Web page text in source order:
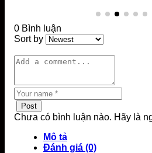
0 Bình luận
Sort by
Post
Chưa có bình luận nào. Hãy là
Mô tả
Đánh giá (0)